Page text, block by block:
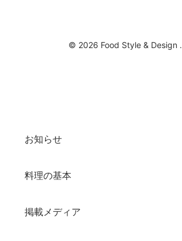
© 2026 Food Style & Design
お知らせ
料理の基本
掲載メディア